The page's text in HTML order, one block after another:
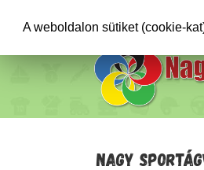
NAGY
A weboldalon sütiket (cookie-